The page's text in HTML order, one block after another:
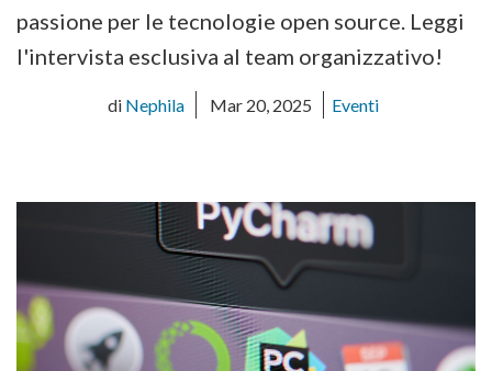
passione per le tecnologie open source. Leggi
l'intervista esclusiva al team organizzativo!
di Nephila Mar 20, 2025 Eventi